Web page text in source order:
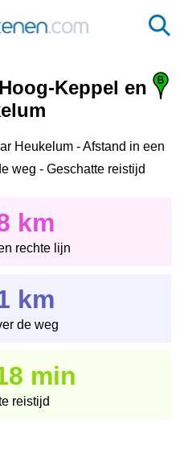
Keppel en
Heukelum - Afstand in een
weg - Geschatte reistijd
km
rechte lijn
km
de weg
min
reistijd